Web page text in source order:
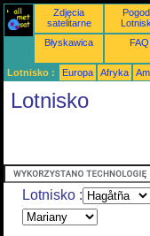
Zdjęcia
satelitarne
Błyskawica
FAQ
Lotnisko : Europa Afryka
Lotnisko
Lotnisko :